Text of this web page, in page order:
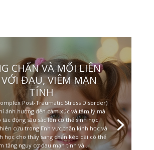
CHẤN VÀ MỐI LIÊN
VỚI ĐAU, VIÊM MẠN
TÍNH
Post-Traumatic Stress Disorder)
ảnh hưởng đến cảm xúc và tâm lý mà
tác động sâu sắc lên cơ thể sinh học.
cứu trong lĩnh vực thần kinh học và
học cho thấy sang chấn kéo dài có thể
tăng nguy cơ đau mạn tính và...